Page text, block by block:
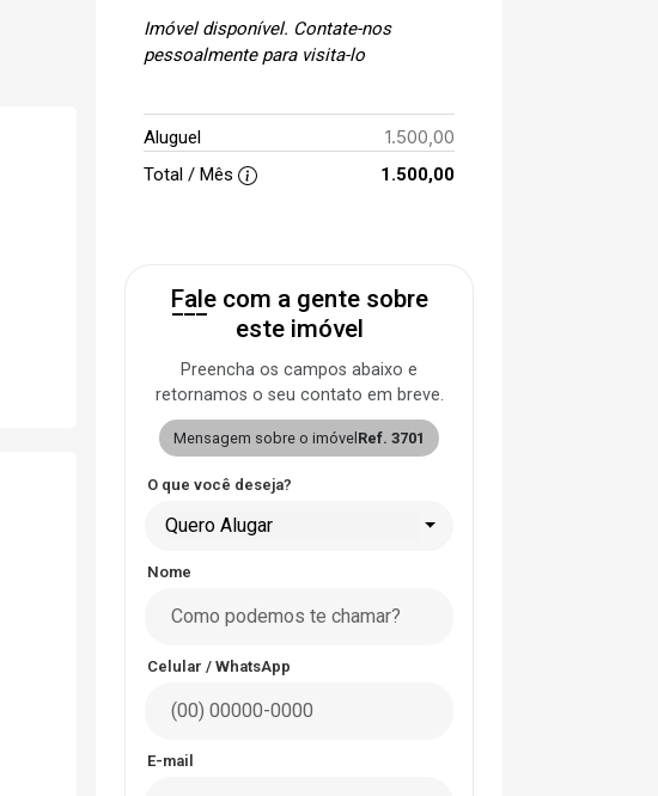
Imóvel disponível. Contate-nos
pessoalmente para visita-lo
Aluguel 1.500,00
Total / Mês 1.500,00
Fale com a gente sobre
este imóvel
Preencha os campos abaixo e
retornamos o seu contato em breve.
Mensagem sobre o imóvel Ref. 3701
O que você deseja?
Quero Alugar
Nome
Celular / WhatsApp
E-mail